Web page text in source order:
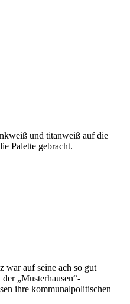
und titanweiß auf die
Palette gebracht.
war auf seine ach so gut
„Musterhausen“-
ihre kommunalpolitischen